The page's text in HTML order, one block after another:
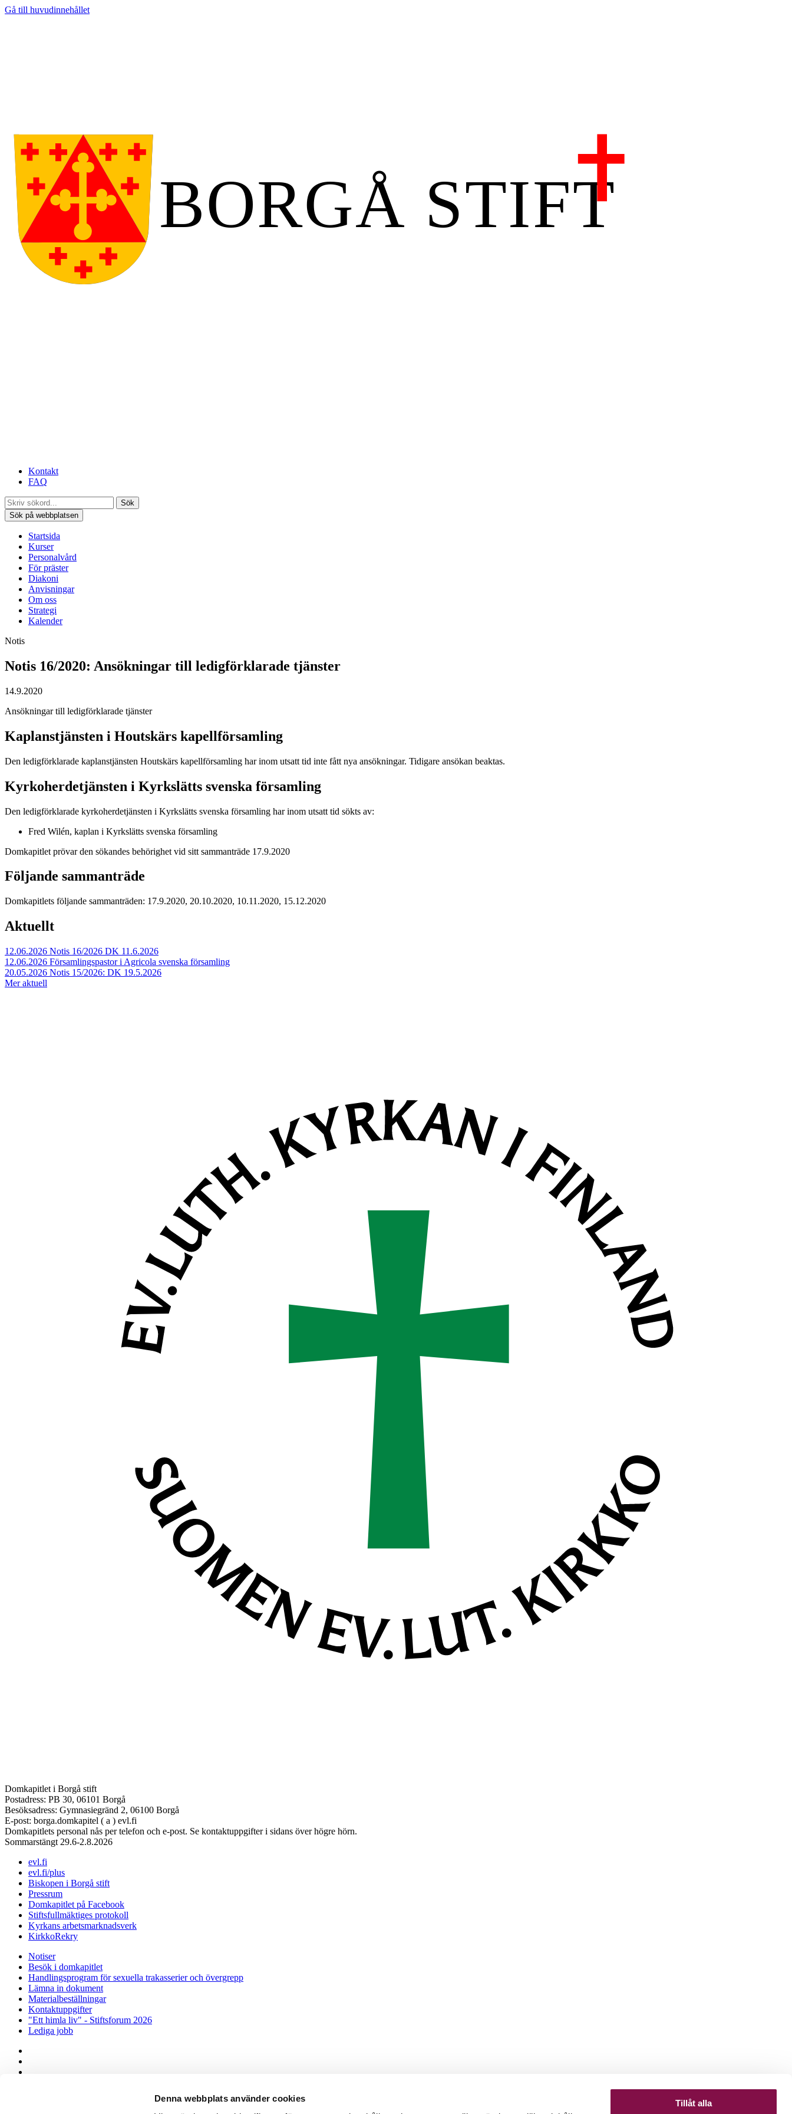
Denna webbplats använder cookies
Tillåt alla
Gå till huvudinnehållet
Kontakt
FAQ
Sök
Sök på webbplatsen
Startsida
Kurser
Personalvård
För präster
Diakoni
Anvisningar
Om oss
Strategi
Kalender
Notis
Notis 16/2020: Ansökningar till ledigförklarade tjänster
14.9.2020
Ansökningar till ledigförklarade tjänster
Kaplanstjänsten i Houtskärs kapellförsamling
Den ledigförklarade kaplanstjänsten Houtskärs kapellförsamling har inom utsatt tid inte fått nya ansökningar. Tidigare ansökan beaktas.
Kyrkoherdetjänsten i Kyrkslätts svenska församling
Den ledigförklarade kyrkoherdetjänsten i Kyrkslätts svenska församling har inom utsatt tid sökts av:
Fred Wilén, kaplan i Kyrkslätts svenska församling
Domkapitlet prövar den sökandes behörighet vid sitt sammanträde 17.9.2020
Följande sammanträde
Domkapitlets följande sammanträden: 17.9.2020, 20.10.2020, 10.11.2020, 15.12.2020
Aktuellt
12.06.2026 Notis 16/2026 DK 11.6.2026
12.06.2026 Församlingspastor i Agricola svenska församling
20.05.2026 Notis 15/2026: DK 19.5.2026
Mer aktuell
Domkapitlet i Borgå stift
Postadress: PB 30, 06101 Borgå
Besöksadress: Gymnasiegränd 2, 06100 Borgå
E-post: borga.domkapitel ( a ) evl.fi
Domkapitlets personal nås per telefon och e-post. Se kontaktuppgifter i sidans över högre hörn.
Sommarstängt 29.6-2.8.2026
evl.fi
evl.fi/plus
Biskopen i Borgå stift
Pressrum
Domkapitlet på Facebook
Stiftsfullmäktiges protokoll
Kyrkans arbetsmarknadsverk
KirkkoRekry
Notiser
Besök i domkapitlet
Handlingsprogram för sexuella trakasserier och övergrepp
Lämna in dokument
Materialbeställningar
Kontaktuppgifter
"Ett himla liv" - Stiftsforum 2026
Lediga jobb